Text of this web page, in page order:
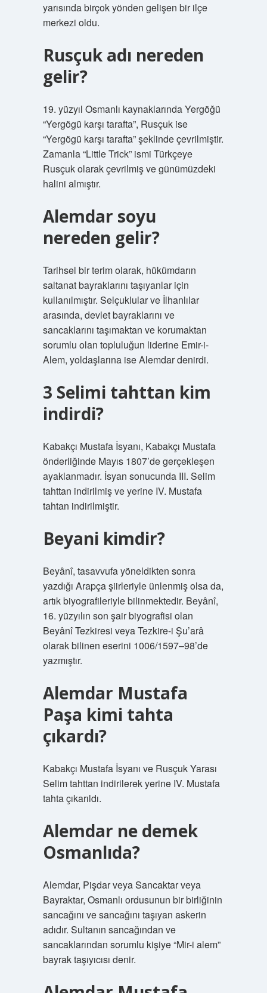
yarısında birçok yönden gelişen bir ilçe
merkezi oldu.
Rusçuk adı nereden
gelir?
19. yüzyıl Osmanlı kaynaklarında Yergöğü
“Yergögü karşı tarafta”, Rusçuk ise
“Yergögü karşı tarafta” şeklinde çevrilmiştir.
Zamanla “Little Trick” ismi Türkçeye
Rusçuk olarak çevrilmiş ve günümüzdeki
halini almıştır.
Alemdar soyu
nereden gelir?
Tarihsel bir terim olarak, hükümdarın
saltanat bayraklarını taşıyanlar için
kullanılmıştır. Selçuklular ve İlhanlılar
arasında, devlet bayraklarını ve
sancaklarını taşımaktan ve korumaktan
sorumlu olan topluluğun liderine Emir-i-
Alem, yoldaşlarına ise Alemdar denirdi.
3 Selimi tahttan kim
indirdi?
Kabakçı Mustafa İsyanı, Kabakçı Mustafa
önderliğinde Mayıs 1807’de gerçekleşen
ayaklanmadır. İsyan sonucunda III. Selim
tahttan indirilmiş ve yerine IV. Mustafa
tahtan indirilmiştir.
Beyani kimdir?
Beyânî, tasavvufa yöneldikten sonra
yazdığı Arapça şiirleriyle ünlenmiş olsa da,
artık biyografileriyle bilinmektedir. Beyânî,
16. yüzyılın son şair biyografisi olan
Beyânî Tezkiresi veya Tezkire-i Şu’arâ
olarak bilinen eserini 1006/1597–98’de
yazmıştır.
Alemdar Mustafa
Paşa kimi tahta
çıkardı?
Kabakçı Mustafa İsyanı ve Rusçuk Yarası
Selim tahttan indirilerek yerine IV. Mustafa
tahta çıkarıldı.
Alemdar ne demek
Osmanlıda?
Alemdar, Pişdar veya Sancaktar veya
Bayraktar, Osmanlı ordusunun bir birliğinin
sancağını ve sancağını taşıyan askerin
adıdır. Sultanın sancağından ve
sancaklarından sorumlu kişiye “Mir-i alem”
bayrak taşıyıcısı denir.